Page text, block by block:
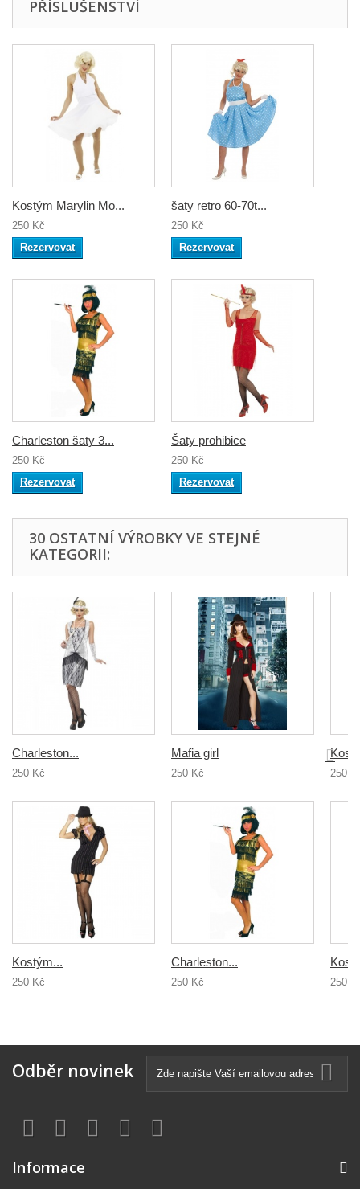
PŘÍSLUŠENSTVÍ
Kostým Marylin Mo...
250 Kč
Rezervovat
Charleston šaty 3...
250 Kč
Rezervovat
šaty retro 60-70t...
250 Kč
Rezervovat
Šaty prohibice
250 Kč
Rezervovat
30 OSTATNÍ VÝROBKY VE STEJNÉ
KATEGORII:
Charleston...
250 Kč
Kostým...
250 Kč
Mafia girl
250 Kč
Charleston...
250 Kč
250
250
Odběr novinek
Informace